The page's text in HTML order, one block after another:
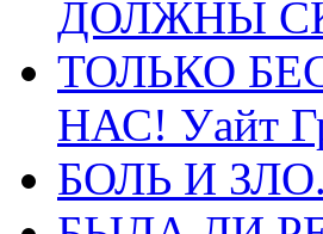
ДОЛЖНЫ
ТОЛЬКО
НАС! Уайт
БОЛЬ И ЗЛО.